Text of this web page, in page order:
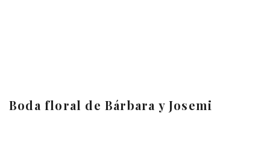
Boda floral de Bárbara y Josemi